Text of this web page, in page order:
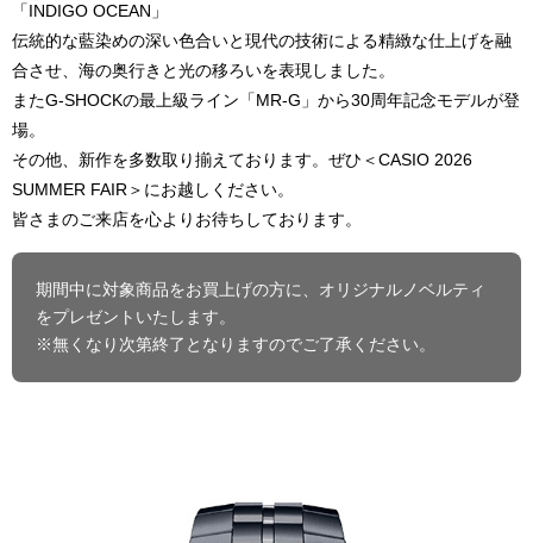
「INDIGO OCEAN」
伝統的な藍染めの深い色合いと現代の技術による精緻な仕上げを融
合させ、海の奥行きと光の移ろいを表現しました。
またG-SHOCKの最上級ライン「MR-G」から30周年記念モデルが登
場。
その他、新作を多数取り揃えております。ぜひ＜CASIO 2026
SUMMER FAIR＞にお越しください。
皆さまのご来店を心よりお待ちしております。
期間中に対象商品をお買上げの方に、オリジナルノベルティ
をプレゼントいたします。
※無くなり次第終了となりますのでご了承ください。